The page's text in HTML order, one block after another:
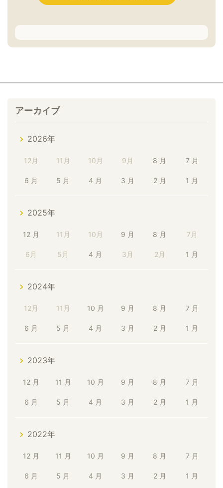
アーカイブ
2026年
12月 11月 10月 9月 8 月 7 月
6 月 5 月 4 月 3 月 2 月 1 月
2025年
12 月 11月 10月 9 月 8 月 7月
6月 5月 4 月 3月 2月 1 月
2024年
12月 11月 10 月 9 月 8 月 7 月
6 月 5 月 4 月 3 月 2 月 1 月
2023年
12 月 11 月 10 月 9 月 8 月 7 月
6 月 5 月 4 月 3 月 2 月 1 月
2022年
12 月 11 月 10 月 9 月 8 月 7 月
6 月 5 月 4 月 3 月 2 月 1 月